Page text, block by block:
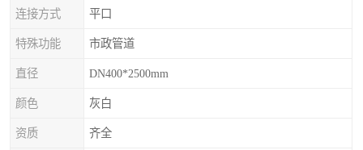
连接方式 平口
特殊功能 市政管道
直径 DN400*2500mm
颜色 灰白
资质 齐全